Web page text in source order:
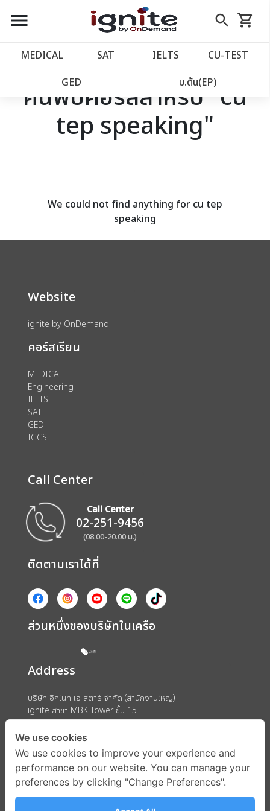
close
account_balance หน้าแรก
เว็บไซต์อิกไนท์
โปรโมชั่น
menu search
Skip
to
shopping_cart
รถเข็น
MEDICAL SAT IELTS CU‑TEST
GED ม.ต้น(EP)
ค้นพบคอร์สสำหรับ "cu
tep speaking"
We could not find anything for cu tep
speaking
Website
ignite by OnDemand
คอร์สเรียน
MEDICAL
Engineering
IELTS
SAT
GED
IGCSE
Call Center
Call Center
02-251-9456
(08.00-20.00 น.)
ติดตามเราได้ที่
ส่วนหนึ่งของบริษัทในเครือ
Address
บริษัท อิกไนท์ เอ สตาร์ จำกัด (สำนักงานใหญ่)
ignite สาขา MBK Tower ชั้น 15
ถนนพญาไท แขวงวังใหม่ เขตปทุมวัน กรุงเทพมหานคร 10330
We use cookies
We use cookies to improve your experience and
performance on our website. You can manage your
preferences by clicking "Change Preferences".